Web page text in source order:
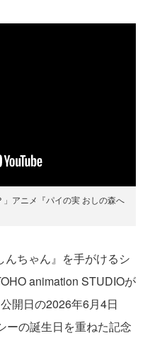
アニメ『パイの実 おしの森へ
ちゃん』を手がけるシ
animation STUDIOが
開日の2026年6月4日
ーの誕生日を重ねた記念